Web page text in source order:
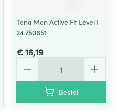
Tena Men Active Fit Level 1
24 750651
€ 16,19
Bestel